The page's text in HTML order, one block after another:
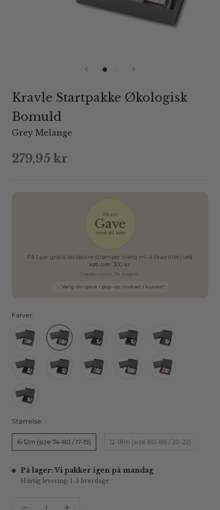
Kravle Startpakke Økologisk
Bomuld
Grey Melange
279,95 kr
Få en
Gave
med dit køb
Få 1 par gratis skridsikre strømper (vælg ml. 4 favoritter) ved
køb over 300 kr.
Gælder t.o.m. 14. august.
✨ Vælg din gave i pop-up vinduet i kurven!
Farver:
Størrelse:
6-12m (size 74-80 / 17-19) 12-18m (size 80-86 / 20-22)
På lager: Vi pakker igen på mandag
Hurtig levering: 1-5 hverdage